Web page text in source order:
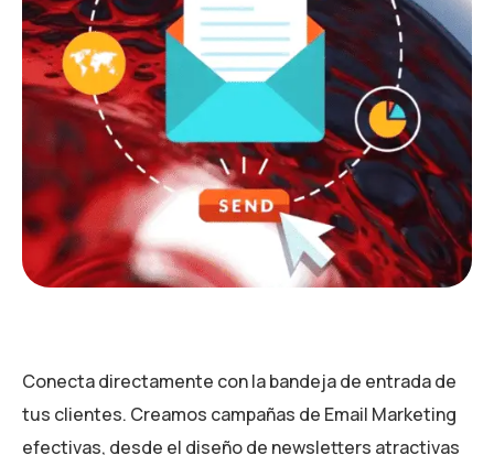
Conecta directamente con la bandeja de entrada de
tus clientes. Creamos campañas de Email Marketing
efectivas, desde el diseño de newsletters atractivas